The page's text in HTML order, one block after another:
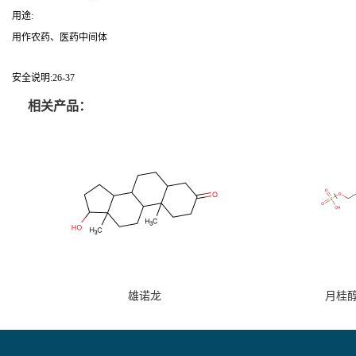
用途:
用作农药、医药中间体
安全说明:26-37
相关产品：
雄诺龙 月桂